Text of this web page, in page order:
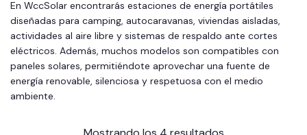
En WccSolar encontrarás estaciones de energía portátiles
diseñadas para camping, autocaravanas, viviendas aisladas,
actividades al aire libre y sistemas de respaldo ante cortes
eléctricos. Además, muchos modelos son compatibles con
paneles solares, permitiéndote aprovechar una fuente de
energía renovable, silenciosa y respetuosa con el medio
ambiente.